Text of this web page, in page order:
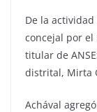
De la
concejal por el
titular de
distrital, Mirta
Achával